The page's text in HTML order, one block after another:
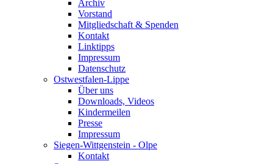
Archiv
Vorstand
Mitgliedschaft & Spenden
Kontakt
Linktipps
Impressum
Datenschutz
Ostwestfalen-Lippe
Über uns
Downloads, Videos
Kindermeilen
Presse
Impressum
Siegen-Wittgenstein - Olpe
Kontakt